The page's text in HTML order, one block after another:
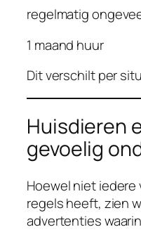
regelmatig
1 maand huur
Dit verschilt per
Huisdieren
gevoelig
Hoewel niet
regels heeft, zien
advertenties